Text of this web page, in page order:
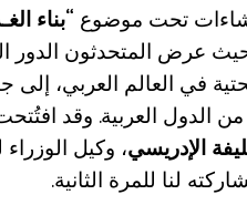
تحت موضوع “بناء
عرض المتحدثون الدور
في العالم العربي،
الدول العربية. وقد
الإدريسي، وكيل
لنا للمرة الثانية.